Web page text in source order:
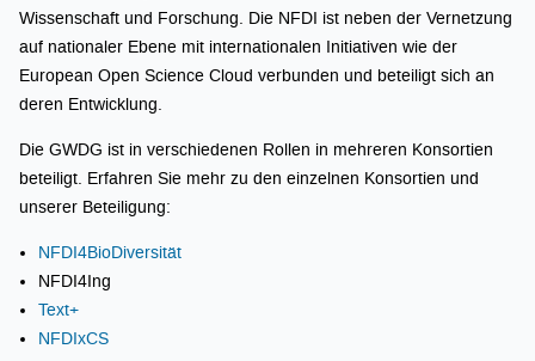
Wissenschaft und Forschung. Die NFDI ist neben der Vernetzung
auf nationaler Ebene mit internationalen Initiativen wie der
European Open Science Cloud verbunden und beteiligt sich an
deren Entwicklung.
Die GWDG ist in verschiedenen Rollen in mehreren Konsortien
beteiligt. Erfahren Sie mehr zu den einzelnen Konsortien und
unserer Beteiligung:
NFDI4BioDiversität
NFDI4Ing
Text+
NFDIxCS